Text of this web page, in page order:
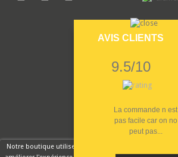
Notre boutique utilise des cookies pour
AVIS CLIENTS
9.5/10
La commande n est
pas facile car on no
peut pas...